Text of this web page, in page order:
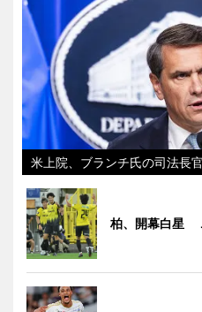
米上院、ブランチ氏の司法長
柏、開幕白星